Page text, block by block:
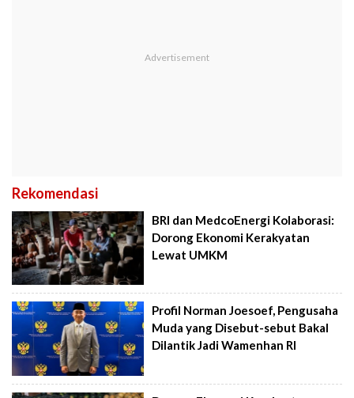
Rekomendasi
BRI dan MedcoEnergi Kolaborasi:
Dorong Ekonomi Kerakyatan
Lewat UMKM
Profil Norman Joesoef, Pengusaha
Muda yang Disebut-sebut Bakal
Dilantik Jadi Wamenhan RI